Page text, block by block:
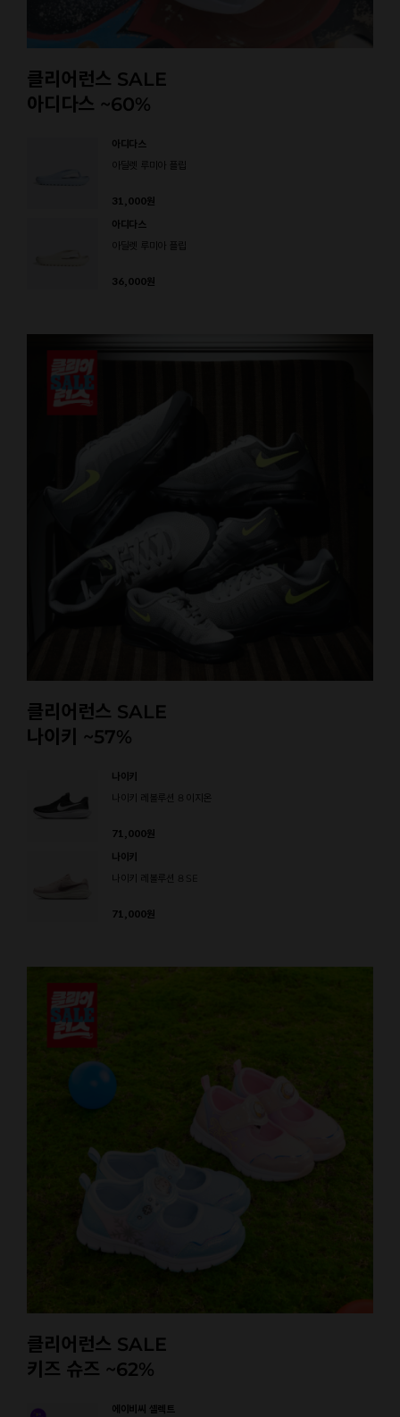
클리어런스 SALE
아디다스 ~60%
아디다스
아딜렛 루미아 플립
31,000원
아디다스
아딜렛 루미아 플립
36,000원
클리어런스 SALE
나이키 ~57%
나이키
나이키 레볼루션 8 이지온
71,000원
나이키
나이키 레볼루션 8 SE
71,000원
클리어런스 SALE
키즈 슈즈 ~62%
에이비씨 셀렉트